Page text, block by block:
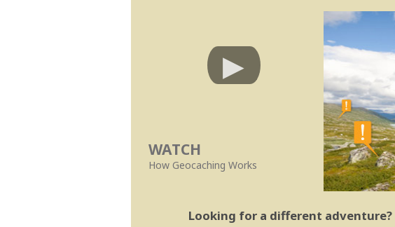
WATCH
How Geocaching Works
Looking for a different adventure?